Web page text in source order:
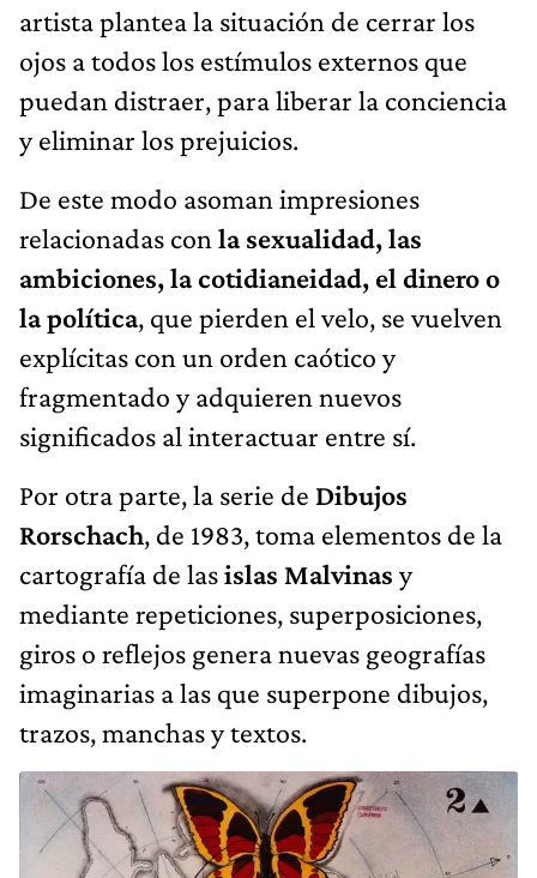
artista plantea la situación de cerrar los
ojos a todos los estímulos externos que
puedan distraer, para liberar la conciencia
y eliminar los prejuicios.
De este modo asoman impresiones
relacionadas con la sexualidad, las
ambiciones, la cotidianeidad, el dinero o
la política, que pierden el velo, se vuelven
explícitas con un orden caótico y
fragmentado y adquieren nuevos
significados al interactuar entre sí.
Por otra parte, la serie de Dibujos
Rorschach, de 1983, toma elementos de la
cartografía de lasislas Malvinas y
mediante repeticiones, superposiciones,
giros o reflejos genera nuevas geografías
imaginarias a las que superpone dibujos,
trazos, manchas y textos.